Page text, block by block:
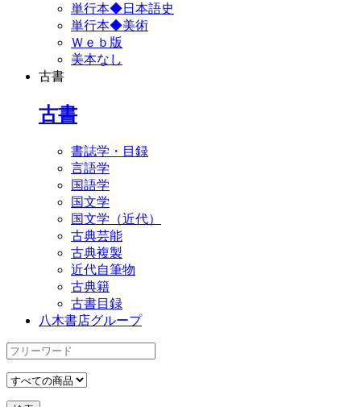
単行本◆日本語史
単行本◆美術
Ｗｅｂ版
美本なし
古書
古書
書誌学・目録
言語学
国語学
国文学
国文学（近代）
古典芸能
古典複製
近代自筆物
古典籍
古書目録
八木書店グループ